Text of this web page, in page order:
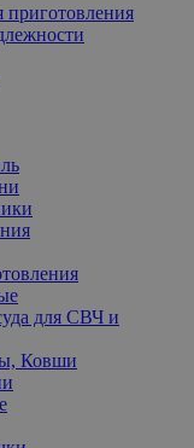
для СВЧ и
Ковши